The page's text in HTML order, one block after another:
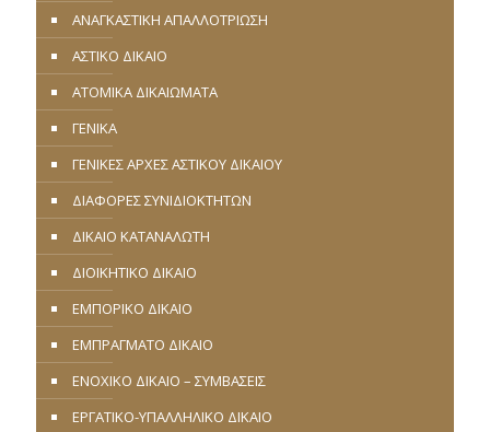
ΑΝΑΓΚΑΣΤΙΚΗ ΑΠΑΛΛΟΤΡΙΩΣΗ
ΑΣΤΙΚΟ ΔΙΚΑΙΟ
ΑΤΟΜΙΚΑ ΔΙΚΑΙΩΜΑΤΑ
ΓΕΝΙΚΑ
ΓΕΝΙΚΕΣ ΑΡΧΕΣ ΑΣΤΙΚΟΥ ΔΙΚΑΙΟΥ
ΔΙΑΦΟΡΕΣ ΣΥΝΙΔΙΟΚΤΗΤΩΝ
ΔΙΚΑΙΟ ΚΑΤΑΝΑΛΩΤΗ
ΔΙΟΙΚΗΤΙΚΟ ΔΙΚΑΙΟ
ΕΜΠΟΡΙΚΟ ΔΙΚΑΙΟ
ΕΜΠΡΑΓΜΑΤΟ ΔΙΚΑΙΟ
ΕΝΟΧΙΚΟ ΔΙΚΑΙΟ – ΣΥΜΒΑΣΕΙΣ
ΕΡΓΑΤΙΚΟ-ΥΠΑΛΛΗΛΙΚΟ ΔΙΚΑΙΟ